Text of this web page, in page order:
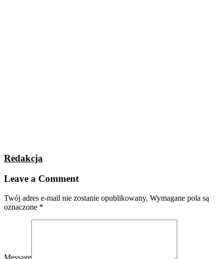
Redakcja
Leave a Comment
Twój adres e-mail nie zostanie opublikowany. Wymagane pola są
oznaczone *
Message